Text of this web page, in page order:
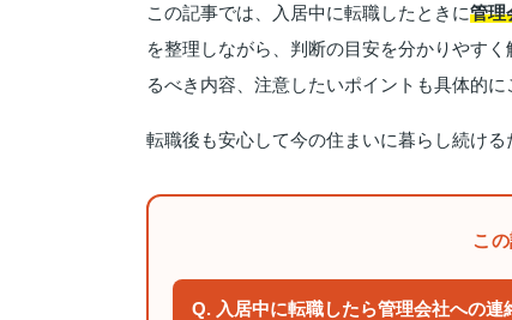
この記事では、入居中に転職したときに管理
を整理しながら、判断の目安を分かりやす
るべき内容、注意したいポイントも具体的に
転職後も安心して今の住まいに暮らし続け
こ
Q. 入居中に転職したら管理会社への連